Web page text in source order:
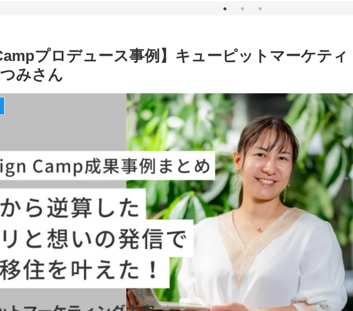
Campメンバーの声】
プロデュース事例】キューピットマーケティ
みさん